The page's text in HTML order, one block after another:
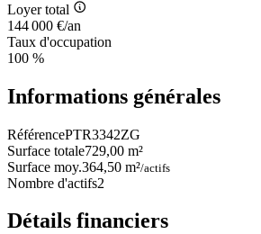
Loyer total
144 000 €/an
Taux d'occupation
100 %
Informations générales
RéférencePTR3342ZG
Surface totale729,00 m²
Surface moy.364,50 m²/actifs
Nombre d'actifs2
Détails financiers